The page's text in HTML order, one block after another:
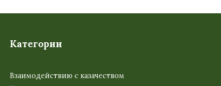
Категории
Взаимодействию с казачеством